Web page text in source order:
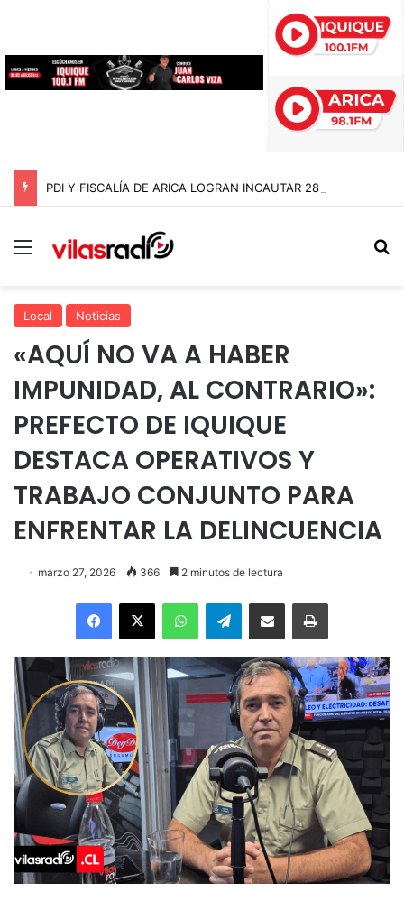
Menú
Local Noticias
«AQUÍ NO VA A HABER
IMPUNIDAD, AL CONTRARIO»:
PREFECTO DE IQUIQUE
DESTACA OPERATIVOS Y
TRABAJO CONJUNTO PARA
ENFRENTAR LA DELINCUENCIA
marzo 27, 2026 366 2 minutos de lectura
Facebook
X WhatsAppTelegramEnviar vía email Imprimir